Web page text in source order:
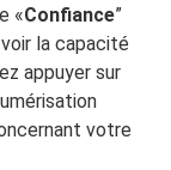
«Confiance”
la capacité
appuyer sur
votre